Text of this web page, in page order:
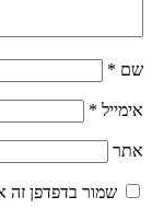
שם *
אימייל *
אתר
שמור בדפדפן